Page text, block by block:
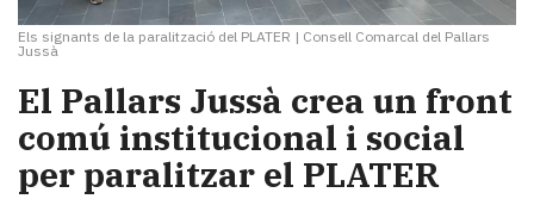
Els signants de la paralització del PLATER | Consell Comarcal del Pallars
Jussà
El Pallars Jussà crea un front
comú institucional i social
per paralitzar el PLATER